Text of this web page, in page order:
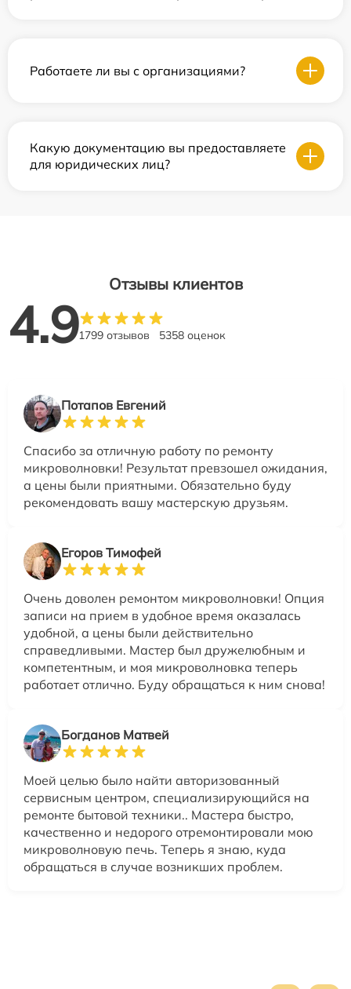
Работаете ли вы с организациями?
Какую документацию вы предоставляете
для юридических лиц?
Отзывы клиентов
4.91799 отзывов 5358 оценок
Потапов Евгений
Спасибо за отличную работу по ремонту
микроволновки! Результат превзошел ожидания,
а цены были приятными. Обязательно буду
рекомендовать вашу мастерскую друзьям.
Егоров Тимофей
Очень доволен ремонтом микроволновки! Опция
записи на прием в удобное время оказалась
удобной, а цены были действительно
справедливыми. Мастер был дружелюбным и
компетентным, и моя микроволновка теперь
работает отлично. Буду обращаться к ним снова!
Богданов Матвей
Моей целью было найти авторизованный
сервисным центром, специализирующийся на
ремонте бытовой техники.. Мастера быстро,
качественно и недорого отремонтировали мою
микроволновую печь. Теперь я знаю, куда
обращаться в случае возникших проблем.